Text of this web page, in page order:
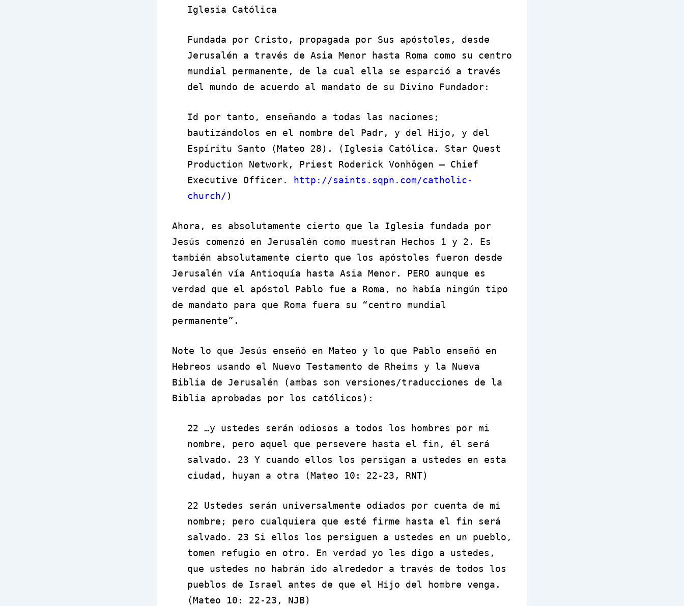
Iglesia Católica
Fundada por Cristo, propagada por Sus apóstoles, desde
Jerusalén a través de Asia Menor hasta Roma como su centro
mundial permanente, de la cual ella se esparció a través
del mundo de acuerdo al mandato de su Divino Fundador:
Id por tanto, enseñando a todas las naciones;
bautizándolos en el nombre del Padr, y del Hijo, y del
Espíritu Santo (Mateo 28). (Iglesia Católica. Star Quest
Production Network, Priest Roderick Vonhögen – Chief
Executive Officer.
http://saints.sqpn.com/catholic-
church/)
Ahora, es absolutamente cierto que la Iglesia fundada por
Jesús comenzó en Jerusalén como muestran Hechos 1 y 2. Es
también absolutamente cierto que los apóstoles fueron desde
Jerusalén vía Antioquía hasta Asia Menor. PERO aunque es
verdad que el apóstol Pablo fue a Roma, no había ningún tipo
de mandato para que Roma fuera su “centro mundial
permanente”.
Note lo que Jesús enseñó en Mateo y lo que Pablo enseñó en
Hebreos usando el Nuevo Testamento de Rheims y la Nueva
Biblia de Jerusalén (ambas son versiones/traducciones de la
Biblia aprobadas por los católicos):
22 …y ustedes serán odiosos a todos los hombres por mi
nombre, pero aquel que persevere hasta el fin, él será
salvado. 23 Y cuando ellos los persigan a ustedes en esta
ciudad, huyan a otra (Mateo 10: 22-23, RNT)
22 Ustedes serán universalmente odiados por cuenta de mi
nombre; pero cualquiera que esté firme hasta el fin será
salvado. 23 Si ellos los persiguen a ustedes en un pueblo,
tomen refugio en otro. En verdad yo les digo a ustedes,
que ustedes no habrán ido alrededor a través de todos los
pueblos de Israel antes de que el Hijo del hombre venga.
(Mateo 10: 22-23, NJB)